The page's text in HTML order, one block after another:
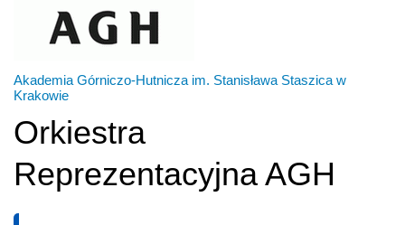
Akademia Górniczo-Hutnicza im. Stanisława Staszica w
Krakowie
Orkiestra
Reprezentacyjna AGH